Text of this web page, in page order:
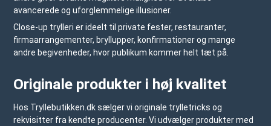
avancerede og uforglemmelige illusioner.
Close-up trylleri er ideelt til private fester, restauranter,
firmaarrangementer, bryllupper, konfirmationer og mange
andre begivenheder, hvor publikum kommer helt tæt på.
Originale produkter i høj kvalitet
Hos Tryllebutikken.dksælger vi originale trylletricks og
rekvisitter fra kendte producenter. Vi udvælger produkter med